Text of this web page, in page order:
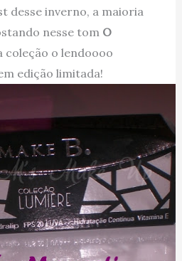
desse inverno, a maioria
nesse tom O
coleção o lendoooo
edição limitada!